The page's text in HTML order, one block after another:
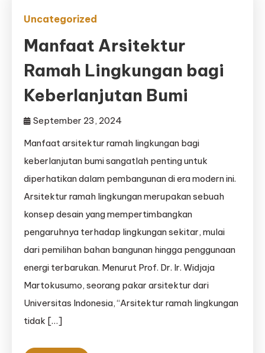
Uncategorized
Manfaat Arsitektur
Ramah Lingkungan bagi
Keberlanjutan Bumi
September 23, 2024
Manfaat arsitektur ramah lingkungan bagi
keberlanjutan bumi sangatlah penting untuk
diperhatikan dalam pembangunan di era modern ini.
Arsitektur ramah lingkungan merupakan sebuah
konsep desain yang mempertimbangkan
pengaruhnya terhadap lingkungan sekitar, mulai
dari pemilihan bahan bangunan hingga penggunaan
energi terbarukan. Menurut Prof. Dr. Ir. Widjaja
Martokusumo, seorang pakar arsitektur dari
Universitas Indonesia, “Arsitektur ramah lingkungan
tidak […]